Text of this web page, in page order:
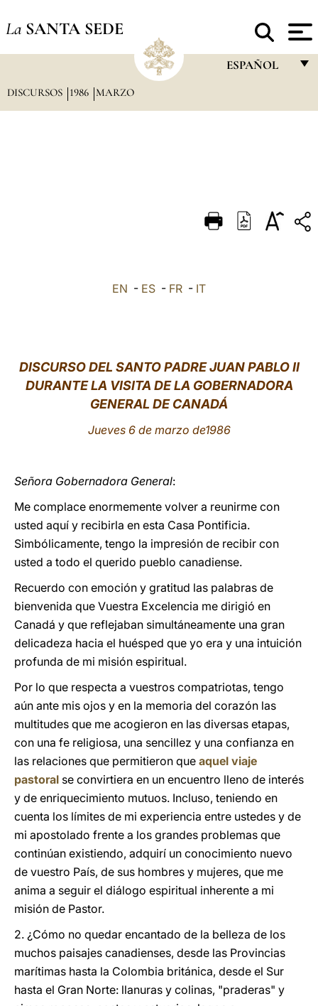
La SANTA SEDE
ESPAÑOL
DEUTSCH
DISCURSOS 1986 MARZO
EN - ES - FR - IT
DISCURSO DEL SANTO PADRE JUAN PABLO II
DURANTE LA VISITA DE LA GOBERNADORA
GENERAL DE CANADÁ
Jueves 6 de marzo de1986
Señora Gobernadora General:
Me complace enormemente volver a reunirme con
usted aquí y recibirla en esta Casa Pontificia.
Simbólicamente, tengo la impresión de recibir con
usted a todo el querido pueblo canadiense.
Recuerdo con emoción y gratitud las palabras de
bienvenida que Vuestra Excelencia me dirigió en
Canadá y que reflejaban simultáneamente una gran
delicadeza hacia el huésped que yo era y una intuición
profunda de mi misión espiritual.
Por lo que respecta a vuestros compatriotas, tengo
aún ante mis ojos y en la memoria del corazón las
multitudes que me acogieron en las diversas etapas,
con una fe religiosa, una sencillez y una confianza en
las relaciones que permitieron que aquel viaje
pastoral se convirtiera en un encuentro lleno de interés
y de enriquecimiento mutuos. Incluso, teniendo en
cuenta los límites de mi experiencia entre ustedes y de
mi apostolado frente a los grandes problemas que
continúan existiendo, adquirí un conocimiento nuevo
de vuestro País, de sus hombres y mujeres, que me
anima a seguir el diálogo espiritual inherente a mi
misión de Pastor.
2. ¿Cómo no quedar encantado de la belleza de los
muchos paisajes canadienses, desde las Provincias
marítimas hasta la Colombia británica, desde el Sur
hasta el Gran Norte: llanuras y colinas, "praderas" y